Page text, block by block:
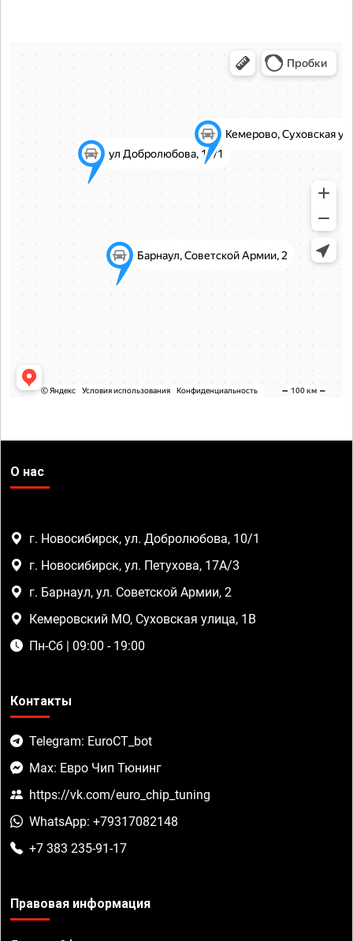
О нас
г. Новосибирск, ул. Добролюбова, 10/1
г. Новосибирск, ул. Петухова, 17А/3
г. Барнаул, ул. Советской Армии, 2
Кемеровский МО, Суховская улица, 1В
Пн-Сб | 09:00 - 19:00
Контакты
Telegram: EuroCT_bot
Max: Евро Чип Тюнинг
https://vk.com/euro_chip_tuning
WhatsApp: +79317082148
+7 383 235-91-17
Правовая информация